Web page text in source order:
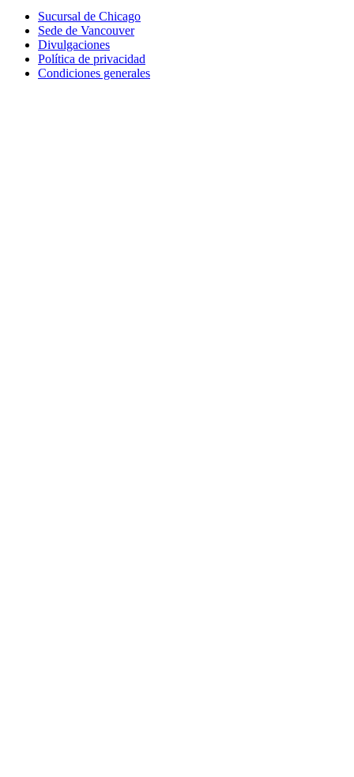
Sucursal de Chicago
Sede de Vancouver
Divulgaciones
Política de privacidad
Condiciones generales